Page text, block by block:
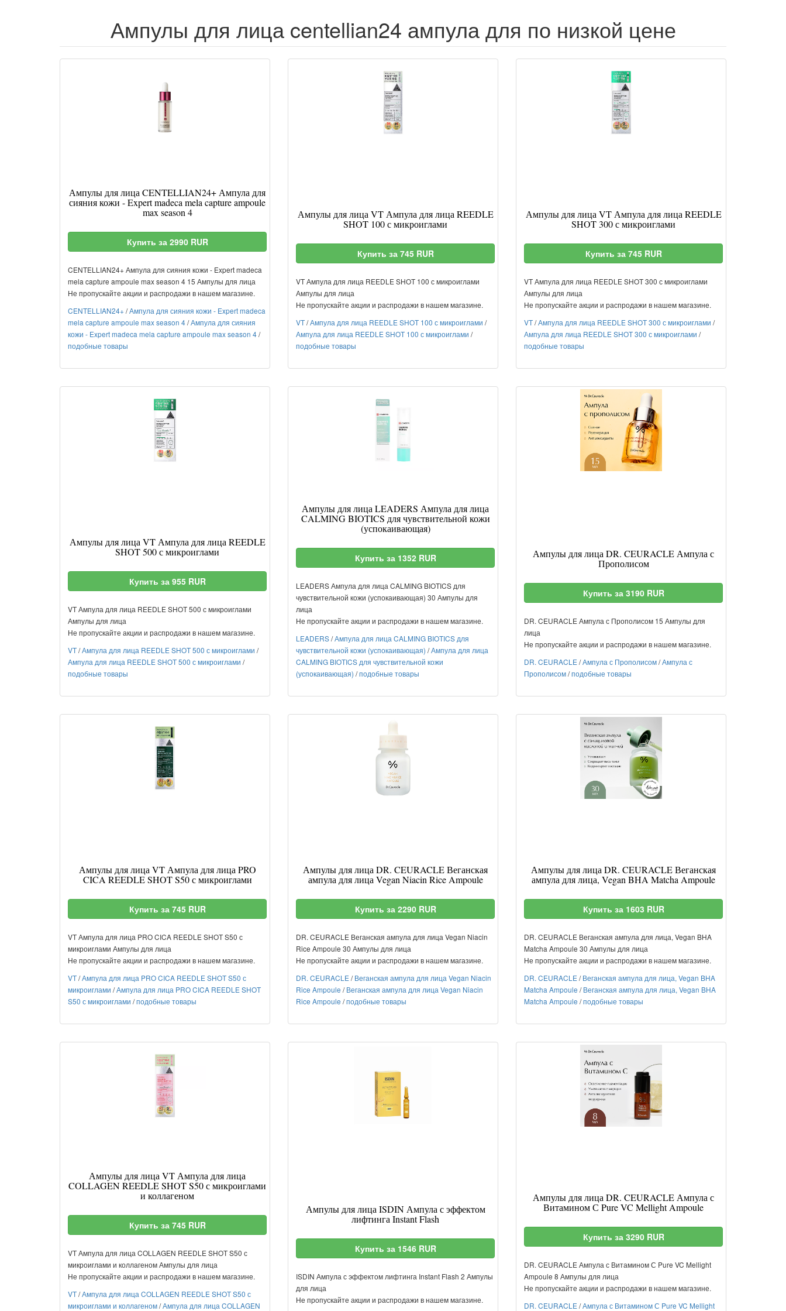
Ампулы для лица centellian24 ампула для по низкой цене
Ампулы для лица CENTELLIAN24+ Ампула для
сияния кожи - Expert madeca mela capture ampoule
max season 4
Купить за 2990 RUR
CENTELLIAN24+ Ампула для сияния кожи - Expert madeca
mela capture ampoule max season 4 15 Ампулы для лица
Не пропускайте акции и распродажи в нашем магазине.
CENTELLIAN24+ /Ампула для сияния кожи - Expert madeca
mela capture ampoule max season 4/Ампула для сияния
кожи - Expert madeca mela capture ampoule max season 4/
подобные товары
Ампулы для лица VT Ампула для лица REEDLE
SHOT 100 с микроиглами
Купить за 745 RUR
VT Ампула для лица REEDLE SHOT 100 с микроиглами
Ампулы для лица
Не пропускайте акции и распродажи в нашем магазине.
VT/Ампула для лица REEDLE SHOT 100 с микроиглами /
Ампула для лица REEDLE SHOT 100 с микроиглами /
подобные товары
Ампулы для лица VT Ампула для лица REEDLE
SHOT 300 с микроиглами
Купить за 745 RUR
VT Ампула для лица REEDLE SHOT 300 с микроиглами
Ампулы для лица
Не пропускайте акции и распродажи в нашем магазине.
VT/Ампула для лица REEDLE SHOT 300 с микроиглами /
Ампула для лица REEDLE SHOT 300 с микроиглами /
подобные товары
Ампулы для лица VT Ампула для лица REEDLE
SHOT 500 с микроиглами
Купить за 955 RUR
VT Ампула для лица REEDLE SHOT 500 с микроиглами
Ампулы для лица
Не пропускайте акции и распродажи в нашем магазине.
VT/Ампула для лица REEDLE SHOT 500 с микроиглами /
Ампула для лица REEDLE SHOT 500 с микроиглами /
подобные товары
Ампулы для лица LEADERS Ампула для лица
CALMING BIOTICS для чувствительной кожи
(успокаивающая)
Купить за 1352 RUR
LEADERS Ампула для лица CALMING BIOTICS для
чувствительной кожи (успокаивающая) 30 Ампулы для
лица
Не пропускайте акции и распродажи в нашем магазине.
LEADERS/Ампула для лица CALMING BIOTICS для
чувствительной кожи (успокаивающая) /Ампула для лица
CALMING BIOTICS для чувствительной кожи
(успокаивающая) /подобные товары
Ампулы для лица DR. CEURACLE Ампула с
Прополисом
Купить за 3190 RUR
DR. CEURACLE Ампула с Прополисом 15 Ампулы для
лица
Не пропускайте акции и распродажи в нашем магазине.
DR. CEURACLE /Ампула с Прополисом/Ампула с
Прополисом/подобные товары
Ампулы для лица VT Ампула для лица PRO
CICA REEDLE SHOT S50 с микроиглами
Купить за 745 RUR
VT Ампула для лица PRO CICA REEDLE SHOT S50 с
микроиглами Ампулы для лица
Не пропускайте акции и распродажи в нашем магазине.
VT/Ампула для лица PRO CICA REEDLE SHOT S50 с
микроиглами /Ампула для лица PRO CICA REEDLE SHOT
S50 с микроиглами /подобные товары
Ампулы для лица DR. CEURACLE Веганская
ампула для лица Vegan Niacin Rice Ampoule
Купить за 2290 RUR
DR. CEURACLE Веганская ампула для лица Vegan Niacin
Rice Ampoule 30 Ампулы для лица
Не пропускайте акции и распродажи в нашем магазине.
DR. CEURACLE /Веганская ампула для лица Vegan Niacin
Rice Ampoule /Веганская ампула для лица Vegan Niacin
Rice Ampoule /подобные товары
Ампулы для лица DR. CEURACLE Веганская
ампула для лица, Vegan BHA Matcha Ampoule
Купить за 1603 RUR
DR. CEURACLE Веганская ампула для лица, Vegan BHA
Matcha Ampoule 30 Ампулы для лица
Не пропускайте акции и распродажи в нашем магазине.
DR. CEURACLE /Веганская ампула для лица, Vegan BHA
Matcha Ampoule /Веганская ампула для лица, Vegan BHA
Matcha Ampoule /подобные товары
Ампулы для лица VT Ампула для лица
COLLAGEN REEDLE SHOT S50 с микроиглами
и коллагеном
Купить за 745 RUR
VT Ампула для лица COLLAGEN REEDLE SHOT S50 с
микроиглами и коллагеном Ампулы для лица
Не пропускайте акции и распродажи в нашем магазине.
VT/Ампула для лица COLLAGEN REEDLE SHOT S50 с
микроиглами и коллагеном/Ампула для лица COLLAGEN
Ампулы для лица ISDIN Ампула с эффектом
лифтинга Instant Flash
Купить за 1546 RUR
ISDIN Ампула с эффектом лифтинга Instant Flash 2 Ампулы
для лица
Не пропускайте акции и распродажи в нашем магазине.
Ампулы для лица DR. CEURACLE Ампула с
Витамином С Pure VC Mellight Ampoule
Купить за 3290 RUR
DR. CEURACLE Ампула с Витамином С Pure VC Mellight
Ampoule 8 Ампулы для лица
Не пропускайте акции и распродажи в нашем магазине.
DR. CEURACLE /Ампула с Витамином С Pure VC Mellight